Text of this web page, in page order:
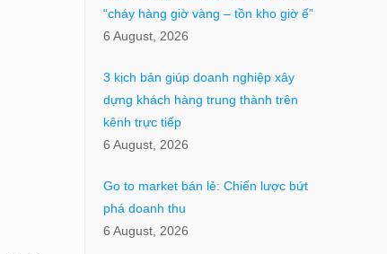
“cháy hàng giờ vàng – tồn kho giờ ế”
6 August, 2026
3 kịch bản giúp doanh nghiệp xây
dựng khách hàng trung thành trên
kênh trực tiếp
6 August, 2026
Go to market bán lẻ: Chiến lược bứt
phá doanh thu
6 August, 2026